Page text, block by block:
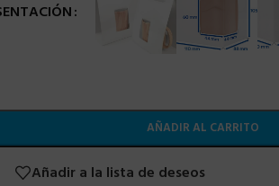
AÑADIR AL CARRITO
Añadir a la lista de deseos